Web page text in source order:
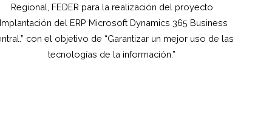
Regional, FEDER para la realización del proyecto
del ERP Microsoft Dynamics 365 Business
con el objetivo de “Garantizar un mejor uso de las
tecnologías de la información.”